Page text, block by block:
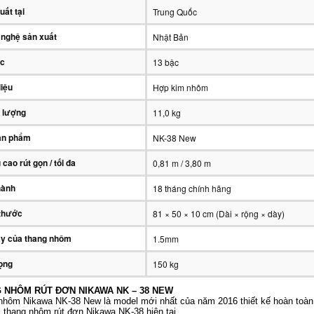
tại Trung Quốc
sản xuất Nhật Bản
13 bậc
Hợp kim nhôm
lượng 11,0 kg
phẩm NK-38 New
cao rút gọn / tối đa 0,81 m / 3,80 m
18 tháng chính hãng
81 × 50 × 10 cm (Dài × rộng × dày)
của thang nhôm 1.5mm
150 kg
NHÔM RÚT ĐƠN NIKAWA NK – 38 NEW
Nikawa NK-38 Newlà model mới nhất của năm 2016 thiết kế hoàn
nhôm rút đơn Nikawa NK-38 hiện tại.